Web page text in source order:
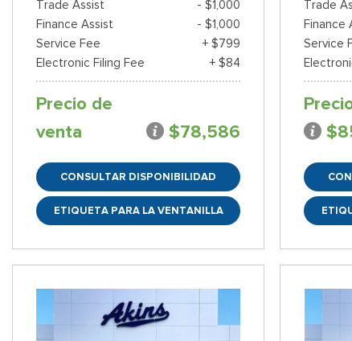
Trade Assist
- $1,000
Finance Assist
- $1,000
Service Fee
+ $799
Electronic Filing Fee
+ $84
Precio de
venta
$78,586
CONSULTAR DISPONIBILIDAD
ETIQUETA PARA LA VENTANILLA
Trade
Finance
Service